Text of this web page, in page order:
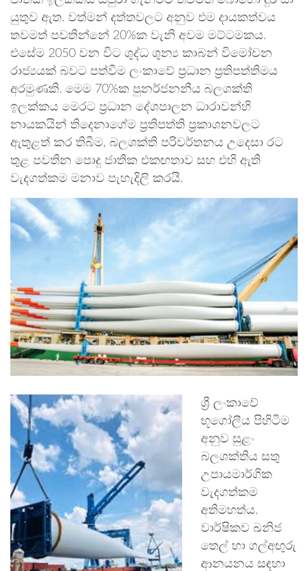
යුතුව ඇත. වත්මන් දත්තවලට අනුව එම දායකත්වය
තවමත් පවතින්නේ 20%ක වැනි අවම මට්ටමකය.
එසේම 2050 වන විට ශුද්ධ ශුන්‍ය කාබන් විමෝචන
රාජ්‍යයක් බවට පත්වීම ලංකාවේ ප්‍රධාන ප්‍රතිපත්තිමය
අරමුණකි. මෙම 70%ක පුනර්ජනනීය බලශක්ති
ඉලක්කය මෙරට ප්‍රධාන දේශපාලන ධාරාවන්හි
නායකයින් තිදෙනාගේම ප්‍රතිපත්ති ප්‍රකාශනවලට
ඇතුළත් කර තිබීම, බලශක්ති පරිවර්තනය උදෙසා රට
තුළ පවතින පොදු ජාතික එකඟතාව සහ එහි ඇති
වැදගත්කම මනාව පැහැදිලි කරයි.
ශ්‍රී ලංකාවේ
භූගෝලීය පිහිටීම
අනුව සුළං
බලශක්තිය සතු
උපායමාර්ගික
වැදගත්කම
අතිමහත්ය.
වාර්ෂිකව ඛනිජ
තෙල් හා ගල්අඟුරු
ආනයනය සඳහා